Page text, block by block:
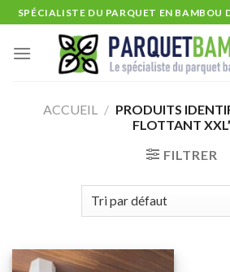
Skip
to
content
SPÉCIALISTE DU PARQUET EN BAMBOU
ACCUEIL / PRODUITS
FLOTTANT
FILTRER